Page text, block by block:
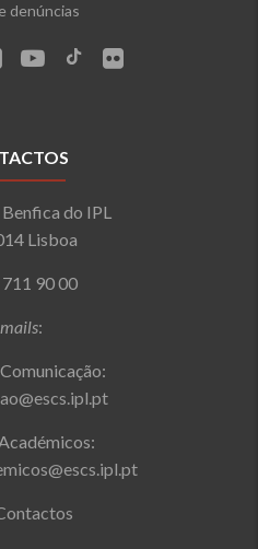
denúncias
do IPL
Lisboa
711 90 00
: